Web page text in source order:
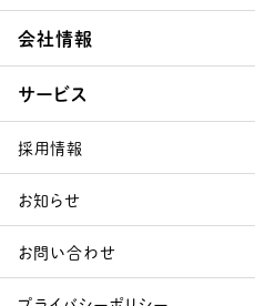
会社情報
サービス
採用情報
お知らせ
お問い合わせ